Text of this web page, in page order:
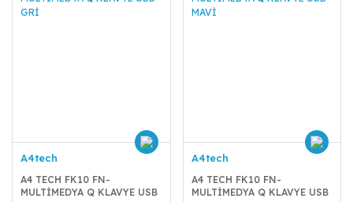
A4tech
A4 TECH FK10 FN-
MULTİMEDYA Q KLAVYE USB
A4tech
A4 TECH FK10 FN-
MULTİMEDYA Q KLAVYE USB